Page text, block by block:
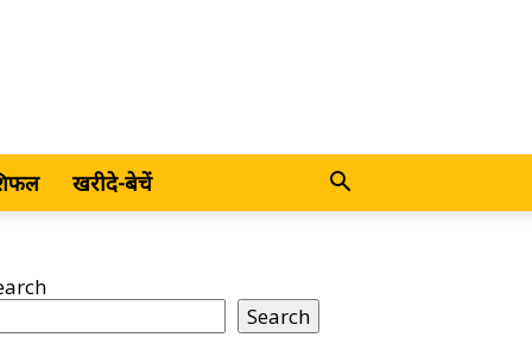
खरीदे-बेचें
Search